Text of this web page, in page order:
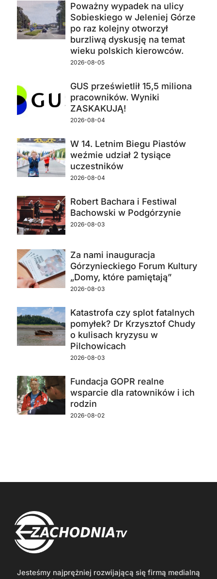
Poważny wypadek na ulicy
Sobieskiego w Jeleniej Górze
po raz kolejny otworzył
burzliwą dyskusję na temat
wieku polskich kierowców.
2026-08-05
GUS prześwietlił 15,5 miliona
pracowników. Wyniki
ZASKAKUJĄ!
2026-08-04
W 14. Letnim Biegu Piastów
weźmie udział 2 tysiące
uczestników
2026-08-04
Robert Bachara i Festiwal
Bachowski w Podgórzynie
2026-08-03
Za nami inauguracja
Górzynieckiego Forum Kultury
„Domy, które pamiętają”
2026-08-03
Katastrofa czy splot fatalnych
pomyłek? Dr Krzysztof Chudy
o kulisach kryzysu w
Pilchowicach
2026-08-03
Fundacja GOPR realne
wsparcie dla ratowników i ich
rodzin
2026-08-02
Jesteśmy najprężniej rozwijającą się firmą medialną